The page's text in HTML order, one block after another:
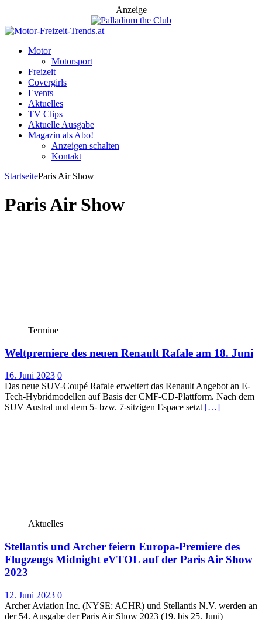
Anzeige
Motor
Motorsport
Freizeit
Covergirls
Events
Aktuelles
TV Clips
Aktuelle Ausgabe
Magazin als Abo!
Anzeigen schalten
Kontakt
StartseiteParis Air Show
Paris Air Show
Termine
Weltpremiere des neuen Renault Rafale am 18. Juni
16. Juni 2023 0
Das neue SUV-Coupé Rafale erweitert das Renault Angebot an E-
Tech-Hybridmodellen auf Basis der CMF-CD-Plattform. Nach dem
SUV Austral und dem 5- bzw. 7-sitzigen Espace setzt […]
Aktuelles
Stellantis und Archer feiern Europa-Premiere des
Flugzeugs Midnight eVTOL auf der Paris Air Show
2023
12. Juni 2023 0
Archer Aviation Inc. (NYSE: ACHR) und Stellantis N.V. werden an
der 54. Ausgabe der Paris Air Show 2023 (19. bis 25. Juni)